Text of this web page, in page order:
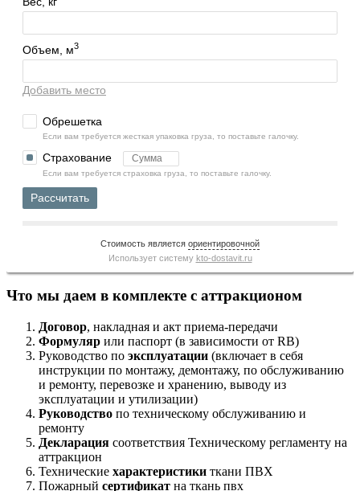
Объем, м3
Добавить место
Обрешетка
Если вам требуется жесткая упаковка груза, то поставьте галочку.
Страхование
Если вам требуется страховка груза, то поставьте галочку.
Рассчитать
Стоимость является ориентировочной
Использует систему kto-dostavit.ru
Что мы даем в комплекте с аттракционом
Договор, накладная и акт приема-передачи
Формуляр или паспорт (в зависимости от RB)
Руководство по эксплуатации (включает в себя
инструкции по монтажу, демонтажу, по обслуживанию
и ремонту, перевозке и хранению, выводу из
эксплуатации и утилизации)
Руководство по техническому обслуживанию и
ремонту
Декларация соответствия Техническому регламенту на
аттракцион
Технические характеристики ткани ПВХ
Пожарный сертификат на ткань пвх